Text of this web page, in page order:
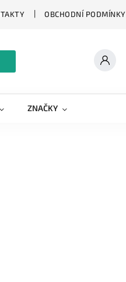
OBCHODNÍ PODMÍNKY
ZNAČKY